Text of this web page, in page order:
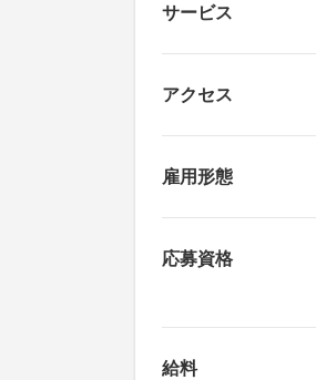
サービス
アクセス
雇用形態
応募資格
給料